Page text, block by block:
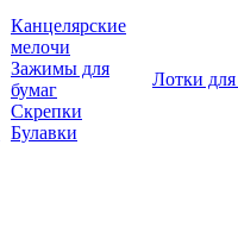
Канцелярские
мелочи
Зажимы для
бумаг
Скрепки
Булавки
Лотки